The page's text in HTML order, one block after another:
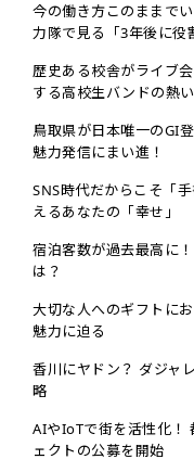
今の働き方このままで
力隊で見る「3年後に役
歴史ある校舎がライブ
する高校生バンドの熱
鳥取県が日本唯一のGI
魅力発信にまい進！
SNS時代だからこそ「
えるあなたの「幸せ」
宿泊客数が過去最高に
は？
大切な人へのギフトに
魅力に迫る
香川にヤドン？ ダジャ
略
AIやIoTで街を活性化！
ェクトの公募を開始